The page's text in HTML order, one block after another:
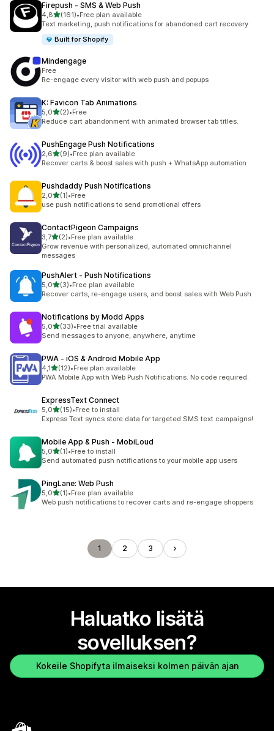
Firepush ‑ SMS & Web Push
4,8/ 5 tähteä
(161)
161 arvostelua yhteensä
•Free plan available
Text marketing, push notifications for abandoned cart recovery
Built for Shopify
Mindengage
Free
Re-engage every visitor with web push and popups
K: Favicon Tab Animations
5,0/ 5 tähteä
(2)
2 arvostelua yhteensä
•Free
Reduce cart abandonment with animated browser tab titles.
PushEngage Push Notifications
2,6/ 5 tähteä
(9)
9 arvostelua yhteensä
•Free plan available
Recover carts & boost sales with push + WhatsApp automation
Pushdaddy Push Notifications
2,0/ 5 tähteä
(1)
1 arvostelua yhteensä
•Free
use push notifications to send promotional offers
ContactPigeon Campaigns
3,7/ 5 tähteä
(2)
2 arvostelua yhteensä
•Free plan available
Grow revenue with personalized, automated omnichannel
messages
PushAlert ‑ Push Notifications
5,0/ 5 tähteä
(3)
3 arvostelua yhteensä
•Free plan available
Recover carts, re-engage users, and boost sales with Web Push
Notifications by Modd Apps
5,0/ 5 tähteä
(33)
33 arvostelua yhteensä
•Free trial available
Send messages to anyone, anywhere, anytime
PWA ‑ iOS & Android Mobile App
4,1/ 5 tähteä
(12)
12 arvostelua yhteensä
•Free plan available
PWA Mobile App with Web Push Notifications. No code required.
ExpressText Connect
5,0/ 5 tähteä
(15)
15 arvostelua yhteensä
•Free to install
Express Text syncs store data for targeted SMS text campaigns!
Mobile App & Push ‑ MobiLoud
5,0/ 5 tähteä
(1)
1 arvostelua yhteensä
•Free to install
Send automated push notifications to your mobile app users
PingLane: Web Push
5,0/ 5 tähteä
(1)
1 arvostelua yhteensä
•Free plan available
Web push notifications to recover carts and re-engage shoppers
1 2 3
Haluatko lisätä
sovelluksen?
Kokeile Shopifyta ilmaiseksi kolmen päivän ajan